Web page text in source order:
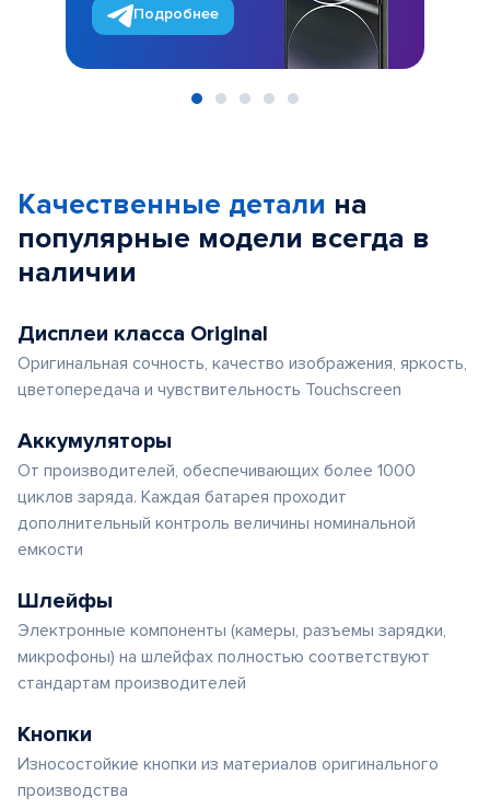
Подробнее
Качественные детали на
популярные модели всегда в
наличии
Дисплеи класса Original
Оригинальная сочность, качество изображения, яркость,
цветопередача и чувствительность Touchscreen
Аккумуляторы
От производителей, обеспечивающих более 1000
циклов заряда. Каждая батарея проходит
дополнительный контроль величины номинальной
емкости
Шлейфы
Электронные компоненты (камеры, разъемы зарядки,
микрофоны) на шлейфах полностью соответствуют
стандартам производителей
Кнопки
Износостойкие кнопки из материалов оригинального
производства